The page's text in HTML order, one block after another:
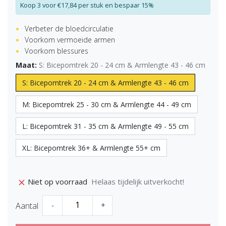
Koop 3 voor €17,84 per stuk en bespaar 15%
Verbeter de bloedcirculatie
Voorkom vermoeide armen
Voorkom blessures
Maat: S: Bicepomtrek 20 - 24 cm & Armlengte 43 - 46 cm
S: Bicepomtrek 20 - 24 cm & Armlengte 43 - 46 cm
M: Bicepomtrek 25 - 30 cm & Armlengte 44 - 49 cm
L: Bicepomtrek 31 - 35 cm & Armlengte 49 - 55 cm
XL: Bicepomtrek 36+ & Armlengte 55+ cm
Niet op voorraad Helaas tijdelijk uitverkocht!
Aantal - +